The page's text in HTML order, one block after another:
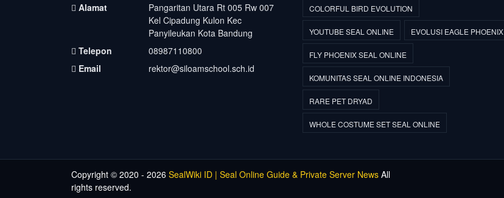
Alamat
Pangaritan Utara Rt 005 Rw 007
Kel Cipadung Kulon Kec
Panyileukan Kota Bandung
Telepon
08987110800
Email
rektor@siloamschool.sch.id
COLORFUL BIRD EVOLUTION
YOUTUBE SEAL ONLINE EVOLUSI EAGLE PHOENIX
FLY PHOENIX SEAL ONLINE
KOMUNITAS SEAL ONLINE INDONESIA
RARE PET DRYAD
WHOLE COSTUME SET SEAL ONLINE
Copyright © 2020 - 2026 SealWiki ID | Seal Online Guide & Private Server News All
rights reserved.